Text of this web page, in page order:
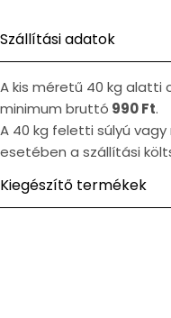
Szállítási adatok
A kis méretű 40 kg alatti
minimum bruttó 990 Ft.
A 40 kg feletti súlyú
esetében a szállítási
Kiegészítő termékek